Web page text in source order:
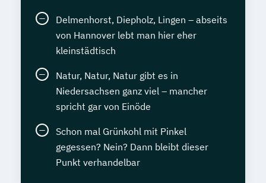
Delmenhorst, Diepholz, Lingen – abseits
von Hannover lebt man hier eher
kleinstädtisch
Natur, Natur, Natur gibt es in
Niedersachsen ganz viel – mancher
spricht gar von Einöde
Schon mal Grünkohl mit Pinkel
gegessen? Nein? Dann bleibt dieser
Punkt verhandelbar